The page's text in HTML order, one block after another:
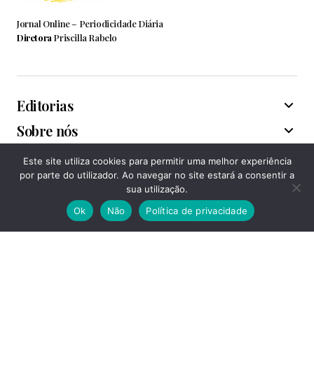
Jornal Online – Periodicidade Diária
Diretora Priscilla Rabelo
Editorias
Sobre nós
Associações
Este site utiliza cookies para permitir uma melhor experiência
por parte do utilizador. Ao navegar no site estará a consentir a
sua utilização.
Ok
Não Política de privacidade